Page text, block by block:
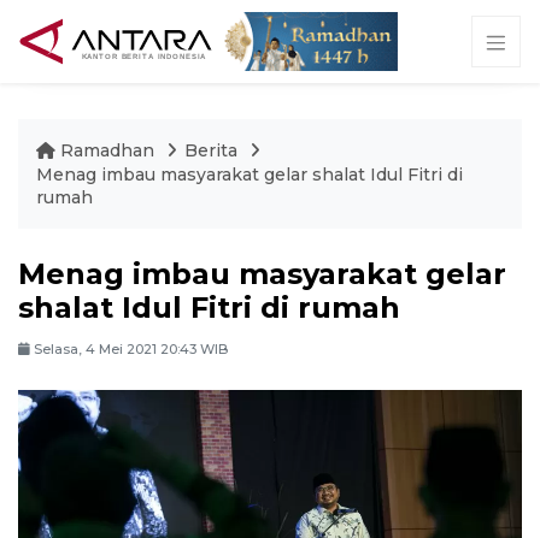
Ramadhan
Berita
Menag imbau masyarakat gelar shalat Idul Fitri di
rumah
Menag imbau masyarakat gelar
shalat Idul Fitri di rumah
Selasa, 4 Mei 2021 20:43 WIB